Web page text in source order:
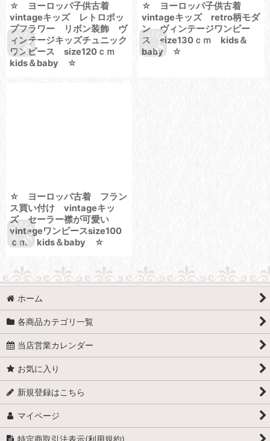
☆ ヨーロッパ子供古着
vintageキッズ レトロポッ
プフラワー リボン装飾 ヴ
ィンテージキッズチュニック
ワンピース size120ｃｍ
kids＆baby ☆
☆ ヨーロッパ子供古着
vintageキッズ retro柄モダ
ン ヴィンテージワンピー
ス size130ｃｍ kids＆
baby ☆
☆ ヨーロッパ古着 フラン
ス買い付け vintageキッ
ズ セーラー襟が可愛い
vintageワンピースsize100
ｃｍ kids＆baby ☆
ホーム
各商品カテゴリ一覧
当店営業カレンダー
お気に入り
新規登録はこちら
マイページ
特定商取引法表示(利用規約)